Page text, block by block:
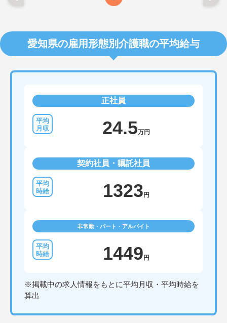
愛知県の雇用形態別介護職の平均給与
正社員
24.5万円
契約社員・嘱託社員
1323 円
非常勤・パート・アルバイト
1449 円
※掲載中の求人情報をもとに平均月収・平均時給を
算出